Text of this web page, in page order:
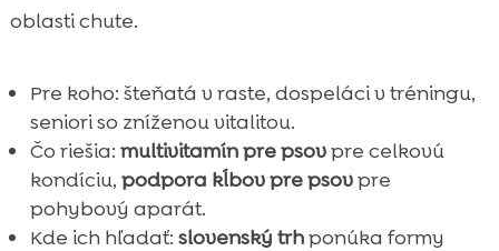
oblasti chute.
Pre koho: šteňatá v raste, dospeláci v tréningu,
seniori so zníženou vitalitou.
Čo riešia: multivitamín pre psovpre celkovú
kondíciu, podpora kĺbov pre psovpre
pohybový aparát.
Kde ich hľadať: slovenský trhponúka formy